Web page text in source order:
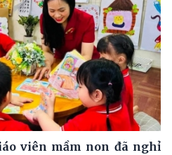
viên mầm non đã nghỉ